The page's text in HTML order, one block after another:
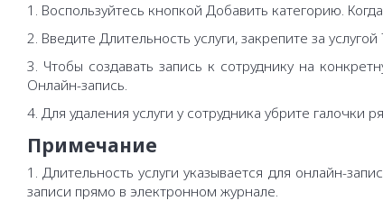
1. Воспользуйтесь кнопкой Добавить категорию.
2. Введите Длительность услуги, закрепите за
3. Чтобы создавать запись к сотруднику на
Онлайн-запись.
4. Для удаления услуги у сотрудника убрите галочки
Примечание
1. Длительность услуги указывается для онлайн-
записи прямо в электронном журнале.